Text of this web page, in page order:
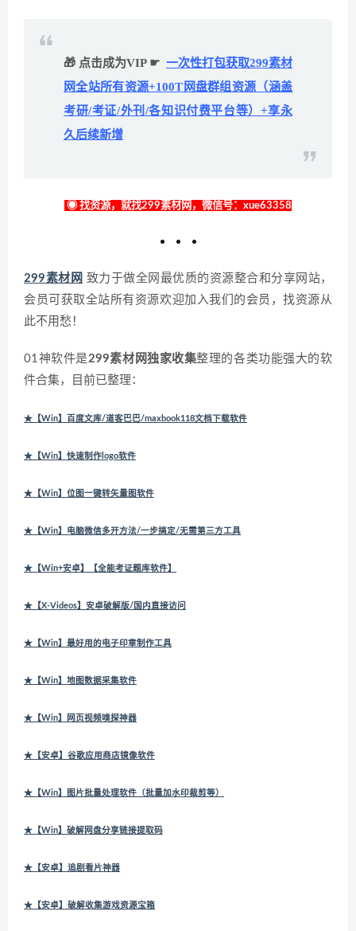
🎁 点击成为VIP ☛ 一次性打包获取299素材
网全站所有资源+100T网盘群组资源（涵盖
考研/考证/外刊/各知识付费平台等）+享永
久后续新增
◉ 找资源，就找299素材网，微信号：xue63358
299素材网 致力于做全网最优质的资源整合和分享网站，
会员可获取全站所有资源欢迎加入我们的会员，找资源从
此不用愁！
01神软件是299素材网独家收集整理的各类功能强大的软
件合集，目前已整理：
★【Win】百度文库/道客巴巴/maxbook118文档下载软件
★【Win】快速制作logo软件
★【Win】位图一键转矢量图软件
★【Win】电脑微信多开方法/一步搞定/无需第三方工具
★【Win+安卓】【全能考证题库软件】
★【X-Videos】安卓破解版/国内直接访问
★【Win】最好用的电子印章制作工具
★【Win】地图数据采集软件
★【Win】网页视频嗅探神器
★【安卓】谷歌应用商店镜像软件
★【Win】图片批量处理软件（批量加水印裁剪等）
★【Win】破解网盘分享链接提取码
★【安卓】追剧看片神器
★【安卓】破解收集游戏资源宝箱